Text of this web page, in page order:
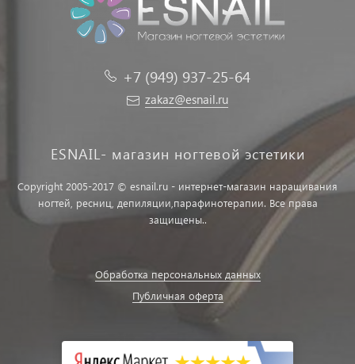
+7 (949) 937-25-64
zakaz@esnail.ru
ESNAIL- магазин ногтевой эстетики
Copyright 2005-2017 © esnail.ru - интернет-магазин наращивания
ногтей, ресниц, депиляции,парафинотерапии. Все права
защищены..
Обработка персональных данных
Публичная оферта